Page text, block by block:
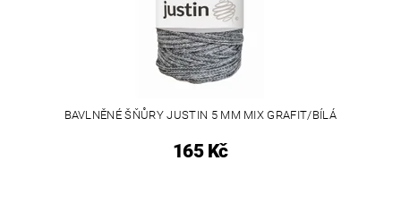
BAVLNĚNÉ ŠŇŮRY JUSTIN 5 MM MIX GRAFIT/BÍLÁ
165 Kč